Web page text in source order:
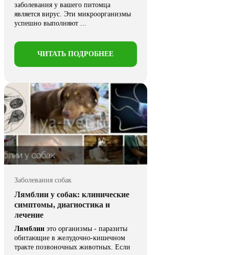
заболевания у вашего питомца
является вирус. Эти микроорганизмы
успешно выполняют ...
ЧИТАТЬ ПОДРОБНЕЕ
Заболевания собак
Лямблии у собак: клинические
симптомы, диагностика и
лечение
Лямблии это организмы - паразиты
обитающие в желудочно-кишечном
тракте позвоночных животных. Если